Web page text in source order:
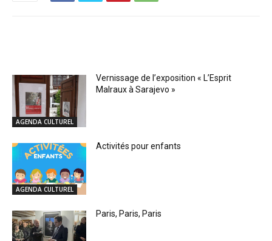
AGENDA CULTUREL
Vernissage de l’exposition « L’Esprit
Malraux à Sarajevo »
AGENDA CULTUREL
Activités pour enfants
Paris, Paris, Paris